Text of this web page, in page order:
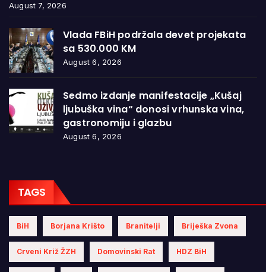
August 7, 2026
Vlada FBiH podržala devet projekata
sa 530.000 KM
August 6, 2026
Sedmo izdanje manifestacije „Kušaj
ljubuška vina“ donosi vrhunska vina,
gastronomiju i glazbu
August 6, 2026
TAGS
BiH Borjana Krišto Branitelji Briješka Zvona
Crveni Križ ŽZH Domovinski Rat HDZ BiH